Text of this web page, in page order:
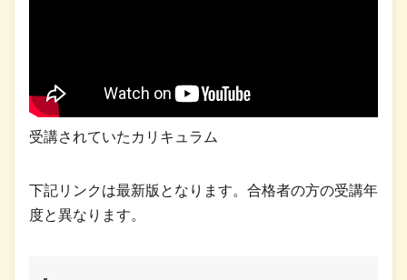
受講されていたカリキュラム
下記リンクは最新版となります。合格者の方の受講年
度と異なります。